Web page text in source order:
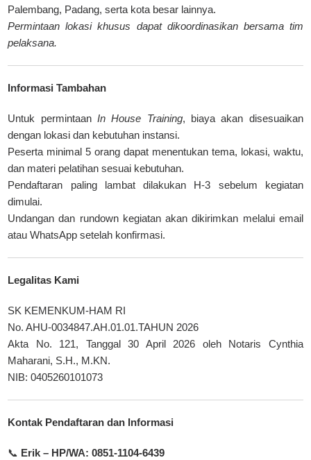
Palembang, Padang, serta kota besar lainnya.
Permintaan lokasi khusus dapat dikoordinasikan bersama tim
pelaksana.
Informasi Tambahan
Untuk permintaan In House Training, biaya akan disesuaikan
dengan lokasi dan kebutuhan instansi.
Peserta minimal 5 orang dapat menentukan tema, lokasi, waktu,
dan materi pelatihan sesuai kebutuhan.
Pendaftaran paling lambat dilakukan H-3 sebelum kegiatan
dimulai.
Undangan dan rundown kegiatan akan dikirimkan melalui email
atau WhatsApp setelah konfirmasi.
Legalitas Kami
SK KEMENKUM-HAM RI
No. AHU-0034847.AH.01.01.TAHUN 2026
Akta No. 121, Tanggal 30 April 2026 oleh Notaris Cynthia
Maharani, S.H., M.KN.
NIB: 0405260101073
Kontak Pendaftaran dan Informasi
📞 Erik – HP/WA: 0851-1104-6439